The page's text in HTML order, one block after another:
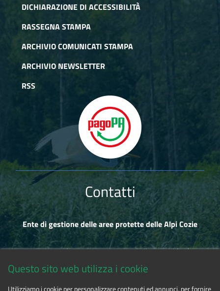
DICHIARAZIONE DI ACCESSIBILITÀ
RASSEGNA STAMPA
ARCHIVIO COMUNICATI STAMPA
ARCHIVIO NEWSLETTER
RSS
Contatti
Ente di gestione delle aree protette delle Alpi Cozie
Via Fransuà Fontan, 1 - 10050 Salbertrand (TO)
Questo sito web utilizza i cookie